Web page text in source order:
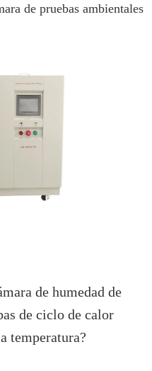
de pruebas ambientales
de humedad de
de ciclo de calor
temperatura?